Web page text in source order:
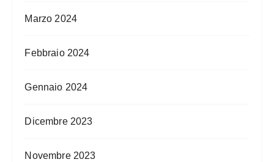
Marzo 2024
Febbraio 2024
Gennaio 2024
Dicembre 2023
Novembre 2023